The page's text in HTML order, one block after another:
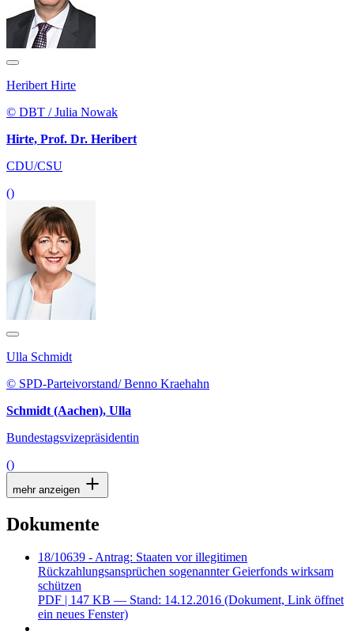
Heribert Hirte
© DBT / Julia Nowak
Hirte, Prof. Dr. Heribert
CDU/CSU
()
Ulla Schmidt
© SPD-Parteivorstand/ Benno Kraehahn
Schmidt (Aachen), Ulla
Bundestagsvizepräsidentin
()
mehr anzeigen
Dokumente
18/10639 - Antrag: Staaten vor illegitimen
Rückzahlungsansprüchen sogenannter Geierfonds wirksam
schützen
PDF | 147 KB — Stand: 14.12.2016 (Dokument, Link öffnet
ein neues Fenster)